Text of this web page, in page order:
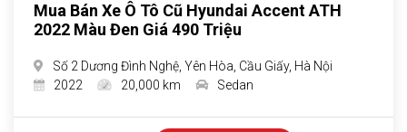
Mua Bán Xe Ô Tô Cũ Hyundai Accent ATH
2022 Màu Đen Giá 490 Triệu
Số 2 Dương Đình Nghệ, Yên Hòa, Cầu Giấy, Hà Nội
2022
20,000 km Sedan